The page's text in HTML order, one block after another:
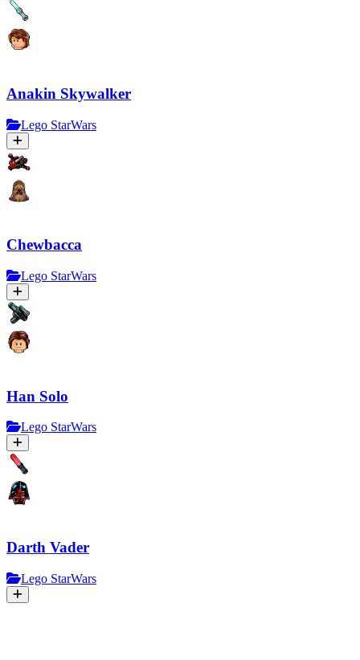
Anakin Skywalker
Lego StarWars
Chewbacca
Lego StarWars
Han Solo
Lego StarWars
Darth Vader
Lego StarWars